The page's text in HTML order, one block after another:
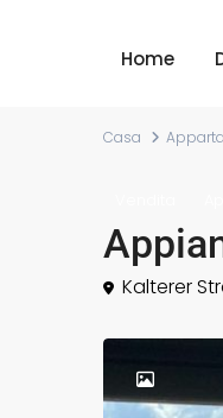
Home
Casa
Kalterer